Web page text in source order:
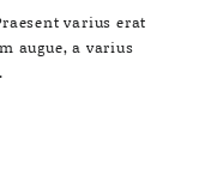
varius erat
augue, a varius